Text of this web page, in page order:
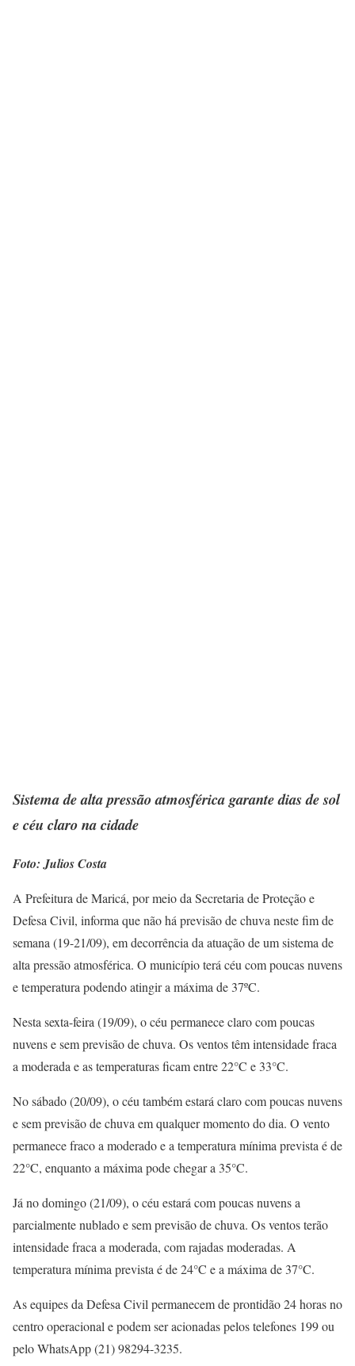
Sistema de alta pressão atmosférica garante dias de sol
e céu claro na cidade
Foto: Julios Costa
A Prefeitura de Maricá, por meio da Secretaria de Proteção e
Defesa Civil, informa que não há previsão de chuva neste fim de
semana (19-21/09), em decorrência da atuação de um sistema de
alta pressão atmosférica. O município terá céu com poucas nuvens
e temperatura podendo atingir a máxima de 37ºC.
Nesta sexta-feira (19/09), o céu permanece claro com poucas
nuvens e sem previsão de chuva. Os ventos têm intensidade fraca
a moderada e as temperaturas ficam entre 22°C e 33°C.
No sábado (20/09), o céu também estará claro com poucas nuvens
e sem previsão de chuva em qualquer momento do dia. O vento
permanece fraco a moderado e a temperatura mínima prevista é de
22°C, enquanto a máxima pode chegar a 35°C.
Já no domingo (21/09), o céu estará com poucas nuvens a
parcialmente nublado e sem previsão de chuva. Os ventos terão
intensidade fraca a moderada, com rajadas moderadas. A
temperatura mínima prevista é de 24°C e a máxima de 37°C.
As equipes da Defesa Civil permanecem de prontidão 24 horas no
centro operacional e podem ser acionadas pelos telefones 199 ou
pelo WhatsApp (21) 98294-3235.